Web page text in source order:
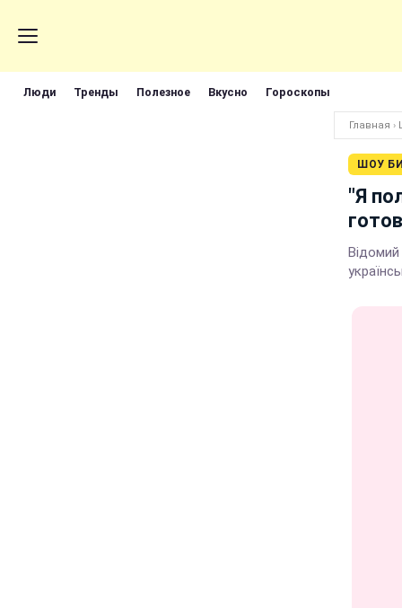
Люди Тренды Полезное Вкусно Гороскопы
Главная ›
ШОУ
"Я
Відомий